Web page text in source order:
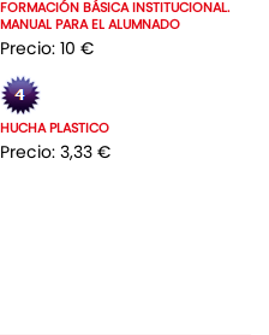
FORMACIÓN BÁSICA INSTITUCIONAL.
MANUAL PARA EL ALUMNADO
Precio: 10 €
HUCHA PLASTICO
Precio: 3,33 €